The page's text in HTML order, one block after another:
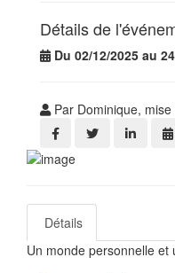
Détails de
Du 02/12/2025 au
Par Dominique, mise
Détails
Un monde personnelle